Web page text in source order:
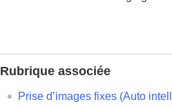
Rubrique associée
Prise d’images fixes (Auto